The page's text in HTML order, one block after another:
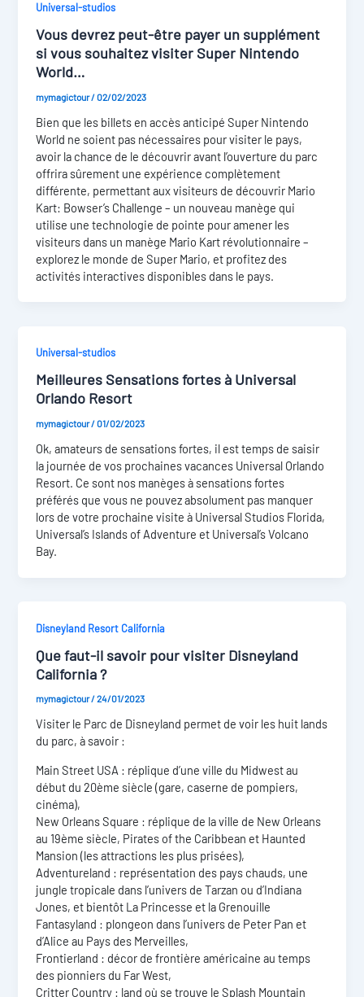
Universal-studios
Vous devrez peut-être payer un supplément
si vous souhaitez visiter Super Nintendo
World…
mymagictour/02/02/2023
Bien que les billets en accès anticipé Super Nintendo
World ne soient pas nécessaires pour visiter le pays,
avoir la chance de le découvrir avant l’ouverture du parc
offrira sûrement une expérience complètement
différente, permettant aux visiteurs de découvrir Mario
Kart: Bowser’s Challenge – un nouveau manège qui
utilise une technologie de pointe pour amener les
visiteurs dans un manège Mario Kart révolutionnaire –
explorez le monde de Super Mario, et profitez des
activités interactives disponibles dans le pays.
Universal-studios
Meilleures Sensations fortes à Universal
Orlando Resort
mymagictour/01/02/2023
Ok, amateurs de sensations fortes, il est temps de saisir
la journée de vos prochaines vacances Universal Orlando
Resort. Ce sont nos manèges à sensations fortes
préférés que vous ne pouvez absolument pas manquer
lors de votre prochaine visite à Universal Studios Florida,
Universal’s Islands of Adventure et Universal’s Volcano
Bay.
Disneyland Resort California
Que faut-il savoir pour visiter Disneyland
California ?
mymagictour/24/01/2023
Visiter le Parc de Disneyland permet de voir les huit lands
du parc, à savoir :
Main Street USA : réplique d’une ville du Midwest au
début du 20ème siècle (gare, caserne de pompiers,
cinéma),
New Orleans Square : réplique de la ville de New Orleans
au 19ème siècle, Pirates of the Caribbean et Haunted
Mansion (les attractions les plus prisées),
Adventureland : représentation des pays chauds, une
jungle tropicale dans l’univers de Tarzan ou d’Indiana
Jones, et bientôt La Princesse et la Grenouille
Fantasyland : plongeon dans l’univers de Peter Pan et
d’Alice au Pays des Merveilles,
Frontierland : décor de frontière américaine au temps
des pionniers du Far West,
Critter Country : land où se trouve le Splash Mountain